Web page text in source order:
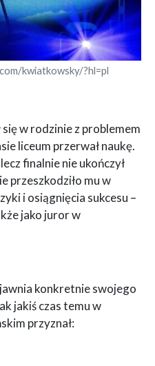
kwiatkowsky/?hl=pl
w rodzinie z problemem
liceum przerwał naukę.
finalnie nie ukończył
przeszkodziło mu w
i osiągnięcia sukcesu –
jako juror w
konkretnie swojego
jakiś czas temu w
przyznał: